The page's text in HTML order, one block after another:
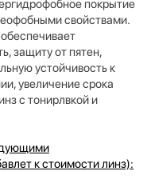
покрытие
свойствами.
защиту от пятен,
устойчивость к
увеличение срока
с тонирлвкой и
к стоимости линз):